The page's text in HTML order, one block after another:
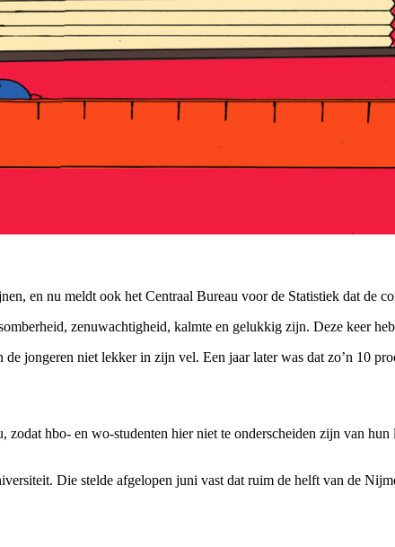
en nu meldt ook het Centraal Bureau voor de Statistiek dat de
zenuwachtigheid, kalmte en gelukkig zijn. Deze keer
jongeren niet lekker in zijn vel. Een jaar later was dat zo’n 10
hbo- en wo-studenten hier niet te onderscheiden zijn van
Die stelde afgelopen juni vast dat ruim de helft van de